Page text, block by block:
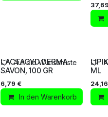
37,69
LACTACYD DERMA
SAVON, 100 GR
6,79 €
In den Warenkorb
Auf die Wunschliste
ML
24,16